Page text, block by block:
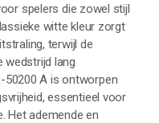
spelers die zowel stijl
witte kleur zorgt
terwijl de
wedstrijd lang
50200 A is ontworpen
essentieel voor
Het ademende en